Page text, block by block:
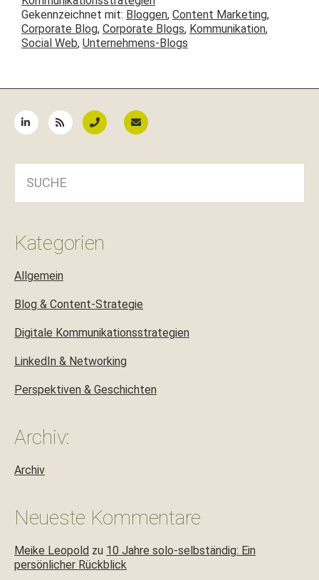
Gekennzeichnet mit: Bloggen, Content Marketing,
Corporate Blog, Corporate Blogs, Kommunikation,
Social Web, Unternehmens-Blogs
Kategorien
Allgemein
Blog & Content-Strategie
Digitale Kommunikationsstrategien
LinkedIn & Networking
Perspektiven & Geschichten
Archiv:
Archiv
Neueste Kommentare
Meike Leopold zu 10 Jahre solo-selbständig: Ein
persönlicher Rückblick